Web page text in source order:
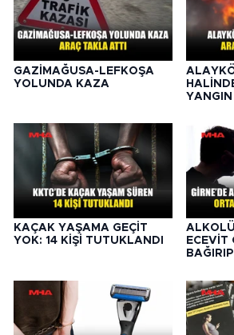
GAZİMAĞUSA-LEFKOŞA
YOLUNDA KAZA
YANGIN
KAÇAK YAŞAMA GEÇİT
YOK: 14 KİŞİ TUTUKLANDI
ECEVİT